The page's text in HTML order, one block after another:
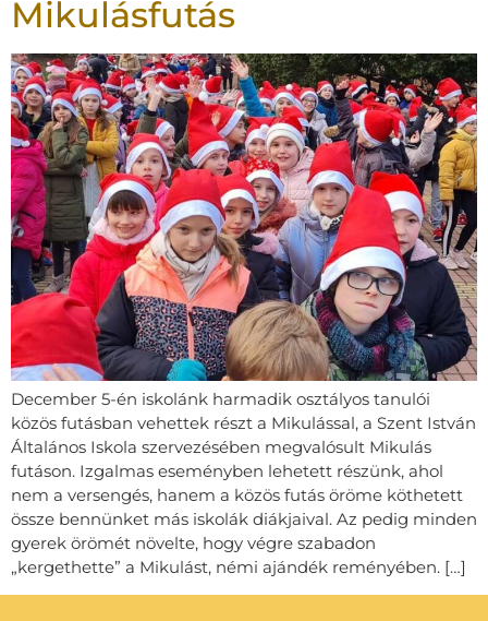
Mikulásfutás
December 5-én iskolánk harmadik osztályos tanulói
közös futásban vehettek részt a Mikulással, a Szent István
Általános Iskola szervezésében megvalósult Mikulás
futáson. Izgalmas eseményben lehetett részünk, ahol
nem a versengés, hanem a közös futás öröme köthetett
össze bennünket más iskolák diákjaival. Az pedig minden
gyerek örömét növelte, hogy végre szabadon
„kergethette” a Mikulást, némi ajándék reményében. […]